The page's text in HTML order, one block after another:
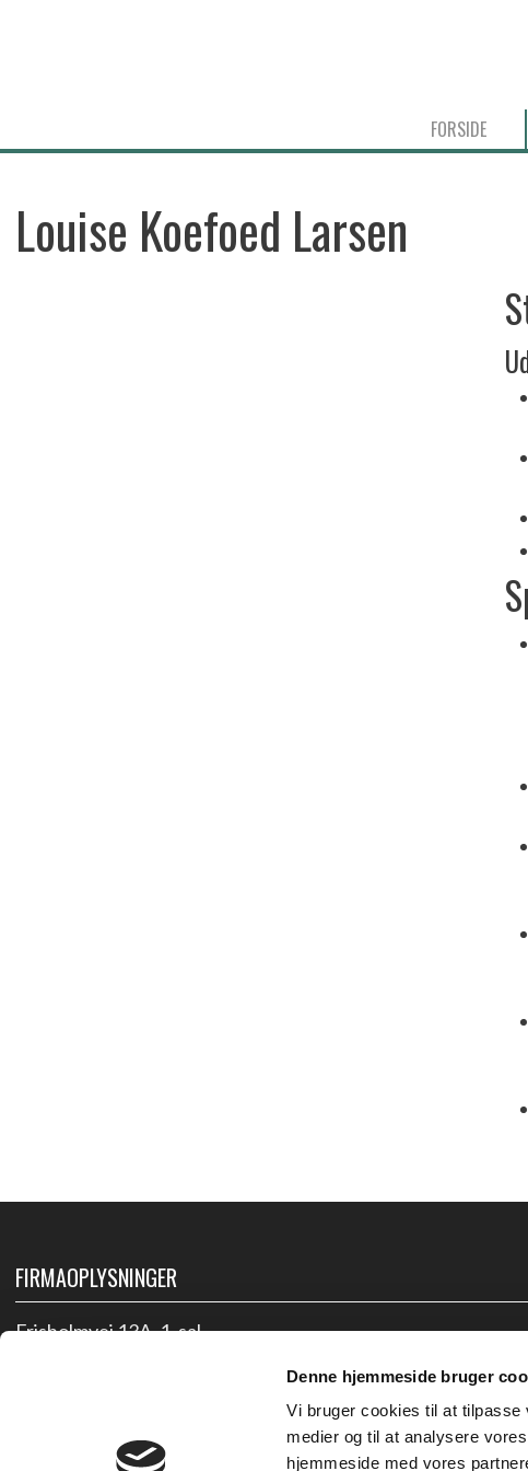
Denne hjemmeside bruger
Vi bruger cookies til at tilpasse
medier og til at analysere
hjemmeside med vores
FORSIDE
Louise Koefoed Larsen
FIRMAOPLYSNINGER
Frisholmvej 13A, 1. sal